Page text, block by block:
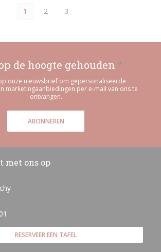
1 2 3
de hoogte gehouden *
onze nieuwsbrief om gepersonaliseerde
marketingaanbiedingen per e-mail van ons te
ontvangen.
ABONNEREN
met ons op
RESERVEER EEN TAFEL